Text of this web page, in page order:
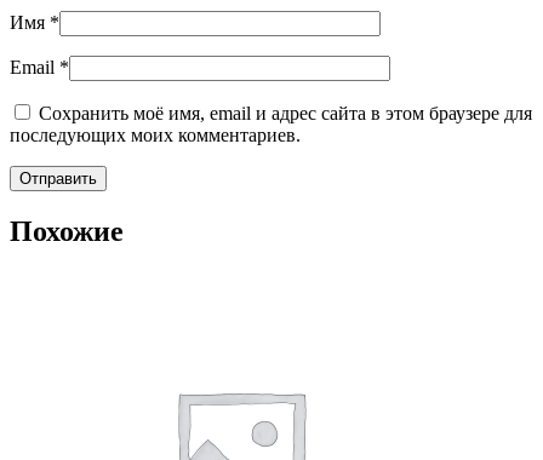
Имя *
Email *
Сохранить моё имя, email и адрес сайта в этом браузере для
последующих моих комментариев.
Похожие